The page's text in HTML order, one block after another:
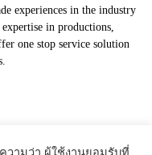
experiences in the industry
in productions,
one stop service solution